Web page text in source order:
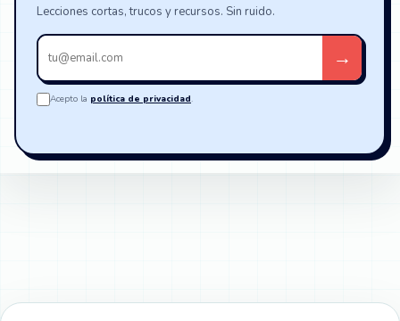
Lecciones cortas, trucos y recursos. Sin ruido.
Tu
email
→
Acepto la política de privacidad.